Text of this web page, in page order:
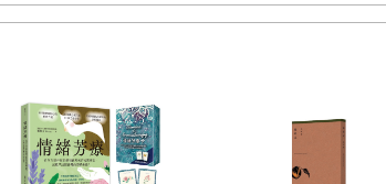
滑車/308B鐵絲陀螺/310B 旋轉架風鈴